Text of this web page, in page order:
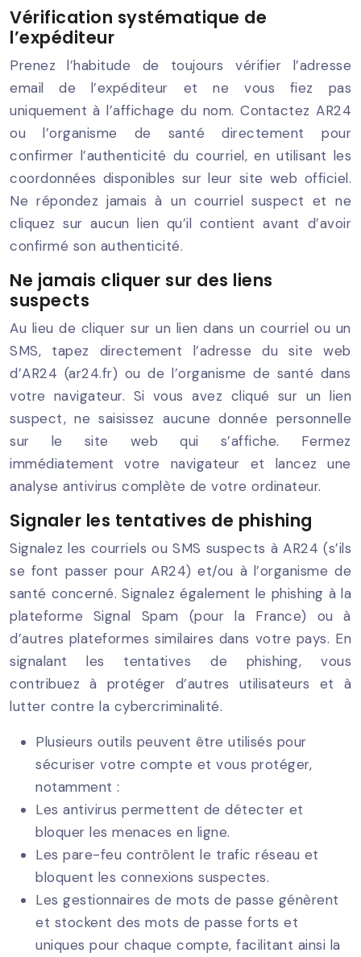
Vérification systématique de
l’expéditeur
Prenez l’habitude de toujours vérifier l’adresse
email de l’expéditeur et ne vous fiez pas
uniquement à l’affichage du nom. Contactez AR24
ou l’organisme de santé directement pour
confirmer l’authenticité du courriel, en utilisant les
coordonnées disponibles sur leur site web officiel.
Ne répondez jamais à un courriel suspect et ne
cliquez sur aucun lien qu’il contient avant d’avoir
confirmé son authenticité.
Ne jamais cliquer sur des liens
suspects
Au lieu de cliquer sur un lien dans un courriel ou un
SMS, tapez directement l’adresse du site web
d’AR24 (ar24.fr) ou de l’organisme de santé dans
votre navigateur. Si vous avez cliqué sur un lien
suspect, ne saisissez aucune donnée personnelle
sur le site web qui s’affiche. Fermez
immédiatement votre navigateur et lancez une
analyse antivirus complète de votre ordinateur.
Signaler les tentatives de phishing
Signalez les courriels ou SMS suspects à AR24 (s’ils
se font passer pour AR24) et/ou à l’organisme de
santé concerné. Signalez également le phishing à la
plateforme Signal Spam (pour la France) ou à
d’autres plateformes similaires dans votre pays. En
signalant les tentatives de phishing, vous
contribuez à protéger d’autres utilisateurs et à
lutter contre la cybercriminalité.
Plusieurs outils peuvent être utilisés pour
sécuriser votre compte et vous protéger,
notamment :
Les antivirus permettent de détecter et
bloquer les menaces en ligne.
Les pare-feu contrôlent le trafic réseau et
bloquent les connexions suspectes.
Les gestionnaires de mots de passe génèrent
et stockent des mots de passe forts et
uniques pour chaque compte, facilitant ainsi la